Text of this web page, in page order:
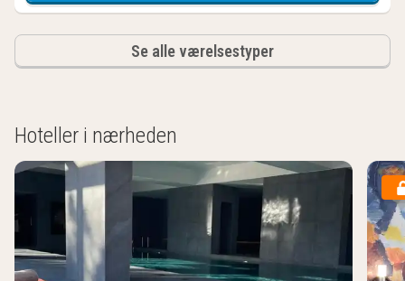
Se alle værelsestyper
Hoteller i nærheden